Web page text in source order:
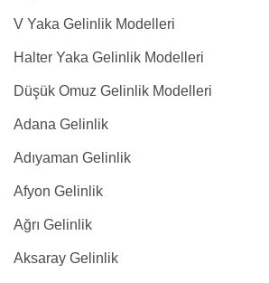
V Yaka Gelinlik Modelleri
Halter Yaka Gelinlik Modelleri
Düşük Omuz Gelinlik Modelleri
Adana Gelinlik
Adıyaman Gelinlik
Afyon Gelinlik
Ağrı Gelinlik
Aksaray Gelinlik